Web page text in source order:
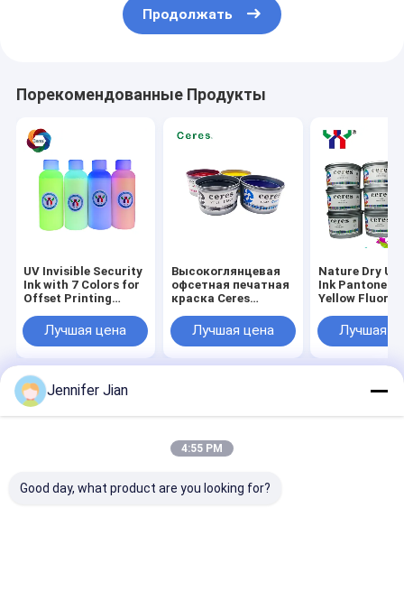
Дом
Продолжать
Порекомендованные Продукты
UV Invisible Security
Ink with 7 Colors for
Offset Printing
36 Months Shelf
Time
Лучшая цена
Высокоглянцевая
офсетная печатная
краска Ceres
масляной основе со
сроком годности 2
Лучшая цена
Nature Dry
Ink Pantone
Yellow
офсетной
1 кг/CAN
Лучшая
Главная страница
Карта сайта
Политика уединения
Оффсетные чернилаКитайская фабрика.Copyright ©
2026 Guangzhou Print Area Technology Co.Ltd. All Rights Reserved.
Jennifer Jian
4:55 PM
Good day, what product are you looking for?